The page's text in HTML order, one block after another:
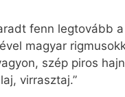
fenn legtovább
magyar
szép piros
virrasztaj.”